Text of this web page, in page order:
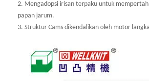
2. Mengadopsi irisan terpaku untuk
papan jarum.
3. Struktur Cams dikendalikan oleh motor